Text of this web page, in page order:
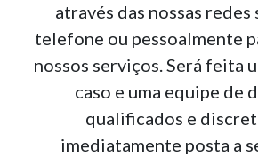
através das nossas redes
telefone ou pessoalmente
nossos serviços. Será feita
caso e uma equipe de
qualificados e
imediatamente posta a